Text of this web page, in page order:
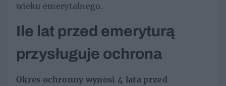
wieku emerytalnego.
Ile lat przed emeryturą
przysługuje ochrona
Okres ochronny wynosi 4 lata przed